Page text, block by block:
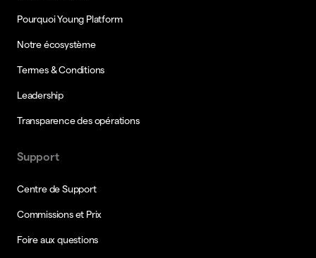
Pourquoi Young Platform
Notre écosystème
Termes & Conditions
Leadership
Transparence des opérations
Support
Centre de Support
Commissions et Prix
Foire aux questions